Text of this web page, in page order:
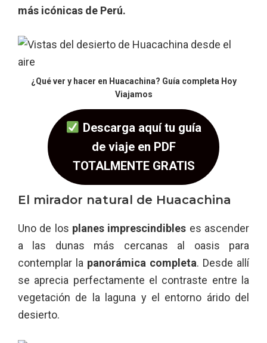
más icónicas de Perú.
¿Qué ver y hacer en Huacachina? Guía completa Hoy
Viajamos
Descarga aquí tu guía
de viaje en PDF
TOTALMENTE GRATIS
El mirador natural de Huacachina
Uno de los planes imprescindibles es ascender
a las dunas más cercanas al oasis para
contemplar la panorámica completa. Desde allí
se aprecia perfectamente el contraste entre la
vegetación de la laguna y el entorno árido del
desierto.